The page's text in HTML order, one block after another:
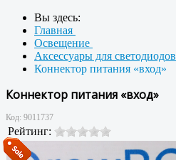
Вы здесь:
Главная
Освещение
Аксессуары для светодиодов
Коннектор питания «вход»
Коннектор питания «вход»
Код: 9011737
Рейтинг: